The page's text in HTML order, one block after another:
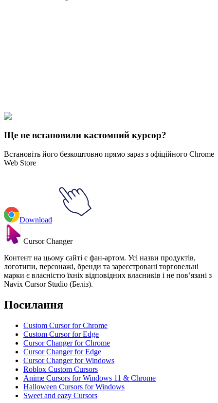
Аватар
Ще не встановили кастомний курсор?
Встановіть його безкоштовно прямо зараз з офіційного Chrome
Web Store
Download
Cursor Changer
Контент на цьому сайті є фан-артом. Усі назви продуктів,
логотипи, персонажі, бренди та зареєстровані торговельні
марки є власністю їхніх відповідних власників і не пов’язані з
Navix Cursor Studio (Беліз).
Посилання
Custom Cursor for Chrome
Custom Cursor for Edge
Cursor Changer for Chrome
Cursor Changer for Edge
Cursor Changer for Windows
Roblox Custom Cursors
Anime Cursors for Windows 11 & Chrome
Halloween Cursors for Windows
Sweet and eazy Cursors